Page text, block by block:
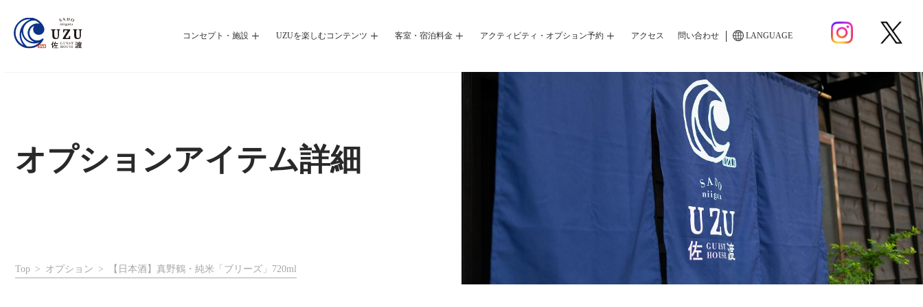
コンセプト・施設 UZUを楽しむコンテンツ 客室・宿泊料金 アクティビティ・オプション予約 アクセス 問い合わせ LANGUAGE
オプションアイテム詳細
Top オプション 【日本酒】真野鶴・純米「ブリーズ」720ml